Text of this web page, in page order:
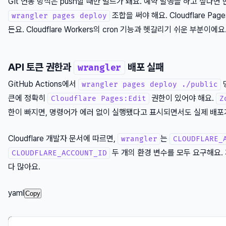
wrangler pages deploy
조합을 써야 해요. Cloudflare
든요. Cloudflare Workers의 cron 기능과 헷갈리기 쉬운 부분이에
API 토큰 권한과 wrangler 배포 실패
GitHub Actions에서 wrangler pages deploy ./public
큰에 정확히
Cloudflare Pages:Edit 권한이 있어야 해요.
한이 빠지면, 명령어가 에러 없이 실행됐다고 표시되면서도 실제 배
Cloudflare 개발자 문서에 따르면, wrangler 는
CLOUDFLARE_ACCOUNT_ID
두 개의 환경 변수를 모두 요구해요
다 많아요.
yaml Copy